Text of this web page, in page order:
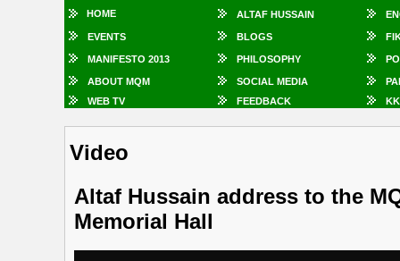
HOME ALTAF HUSSAIN
EVENTS BLOGS
MANIFESTO 2013 PHILOSOPHY
ABOUT MQM SOCIAL MEDIA
WEB TV
FEEDBACK
Video
Altaf Hussain address to the
Memorial Hall